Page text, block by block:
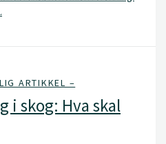
ARTIKKEL –
i skog: Hva skal